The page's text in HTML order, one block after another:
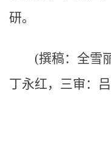
研。
(撰稿：全雪
丁永红，三审：